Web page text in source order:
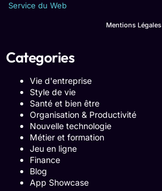
Service du Web
Mentions Légales
Categories
Vie d'entreprise
Style de vie
Santé et bien être
Organisation & Productivité
Nouvelle technologie
Métier et formation
Jeu en ligne
Finance
Blog
App Showcase